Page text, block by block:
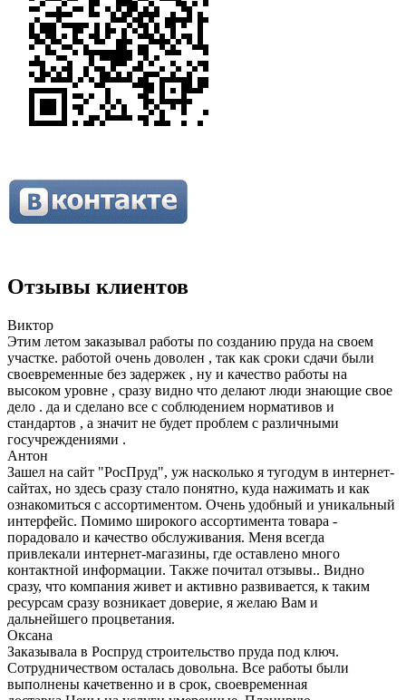
Отзывы клиентов
Виктор
Этим летом заказывал работы по созданию пруда на своем
участке. работой очень доволен , так как сроки сдачи были
своевременные без задержек , ну и качество работы на
высоком уровне , сразу видно что делают люди знающие свое
дело . да и сделано все с соблюдением нормативов и
стандартов , а значит не будет проблем с различными
госучреждениями .
Антон
Зашел на сайт "РосПруд", уж насколько я тугодум в интернет-
сайтах, но здесь сразу стало понятно, куда нажимать и как
ознакомиться с ассортиментом. Очень удобный и уникальный
интерфейс. Помимо широкого ассортимента товара -
порадовало и качество обслуживания. Меня всегда
привлекали интернет-магазины, где оставлено много
контактной информации. Также почитал отзывы.. Видно
сразу, что компания живет и активно развивается, к таким
ресурсам сразу возникает доверие, я желаю Вам и
дальнейшего процветания.
Оксана
Заказывала в Роспруд строительство пруда под ключ.
Сотрудничеством осталась довольна. Все работы были
выполнены качетвенно и в срок, своевременная